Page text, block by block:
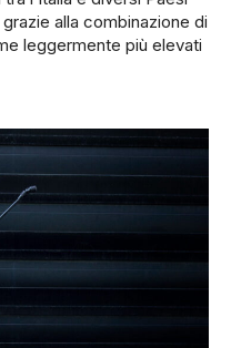
alla combinazione di
leggermente più elevati